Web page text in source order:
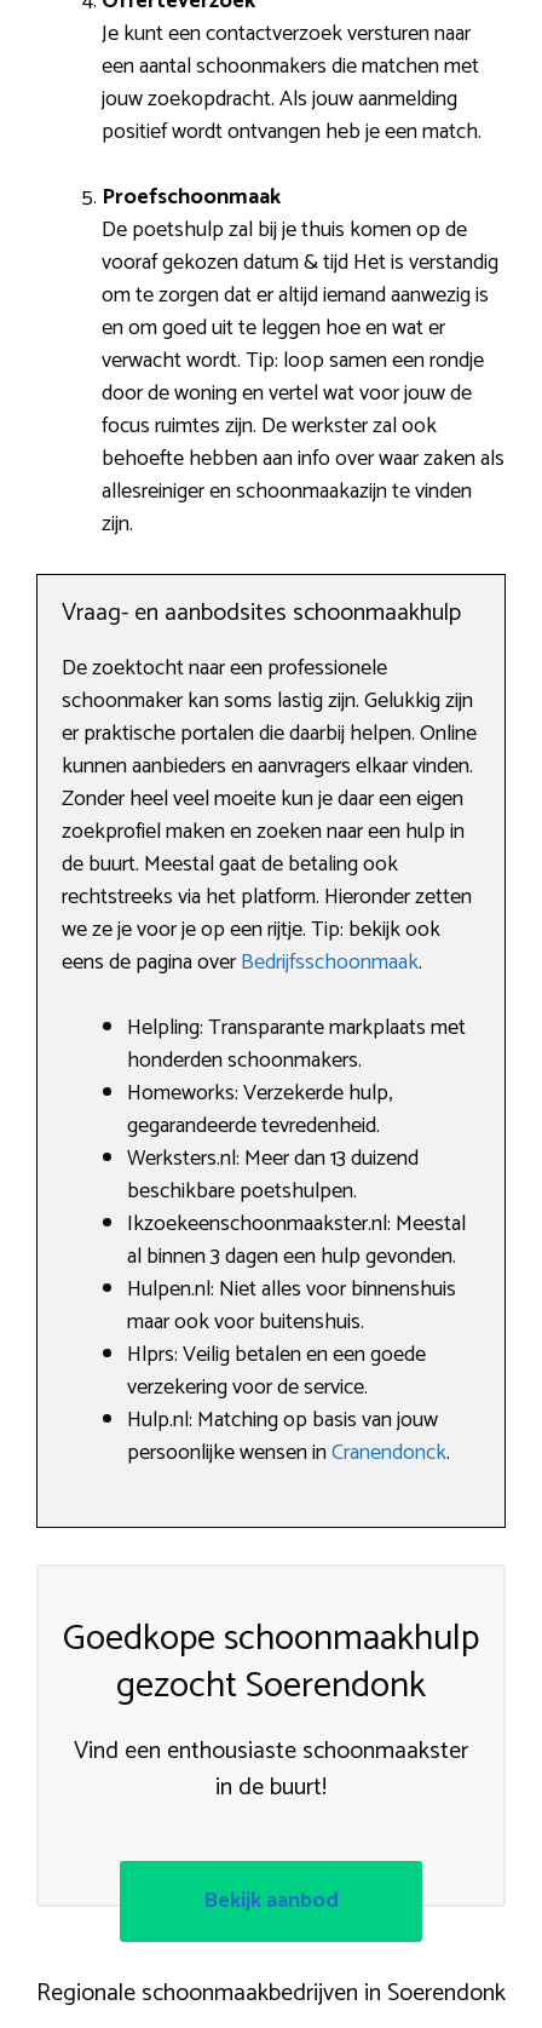
Je kunt een contactverzoek versturen naar
een aantal schoonmakers die matchen met
jouw zoekopdracht. Als jouw aanmelding
positief wordt ontvangen heb je een match.
Proefschoonmaak
De poetshulp zal bij je thuis komen op de
vooraf gekozen datum & tijd Het is verstandig
om te zorgen dat er altijd iemand aanwezig is
en om goed uit te leggen hoe en wat er
verwacht wordt. Tip: loop samen een rondje
door de woning en vertel wat voor jouw de
focus ruimtes zijn. De werkster zal ook
behoefte hebben aan info over waar zaken als
allesreiniger en schoonmaakazijn te vinden
zijn.
Vraag- en aanbodsites schoonmaakhulp
De zoektocht naar een professionele
schoonmaker kan soms lastig zijn. Gelukkig zijn
er praktische portalen die daarbij helpen. Online
kunnen aanbieders en aanvragers elkaar vinden.
Zonder heel veel moeite kun je daar een eigen
zoekprofiel maken en zoeken naar een hulp in
de buurt. Meestal gaat de betaling ook
rechtstreeks via het platform. Hieronder zetten
we ze je voor je op een rijtje. Tip: bekijk ook
eens de pagina overBedrijfsschoonmaak.
Helpling: Transparante markplaats met
honderden schoonmakers.
Homeworks: Verzekerde hulp,
gegarandeerde tevredenheid.
Werksters.nl: Meer dan 13 duizend
beschikbare poetshulpen.
Ikzoekeenschoonmaakster.nl: Meestal
al binnen 3 dagen een hulp gevonden.
Hulpen.nl: Niet alles voor binnenshuis
maar ook voor buitenshuis.
Hlprs: Veilig betalen en een goede
verzekering voor de service.
Hulp.nl: Matching op basis van jouw
persoonlijke wensen inCranendonck.
Goedkope schoonmaakhulp
gezocht Soerendonk
Vind een enthousiaste schoonmaakster
in de buurt!
Bekijk aanbod
Regionale schoonmaakbedrijven in Soerendonk